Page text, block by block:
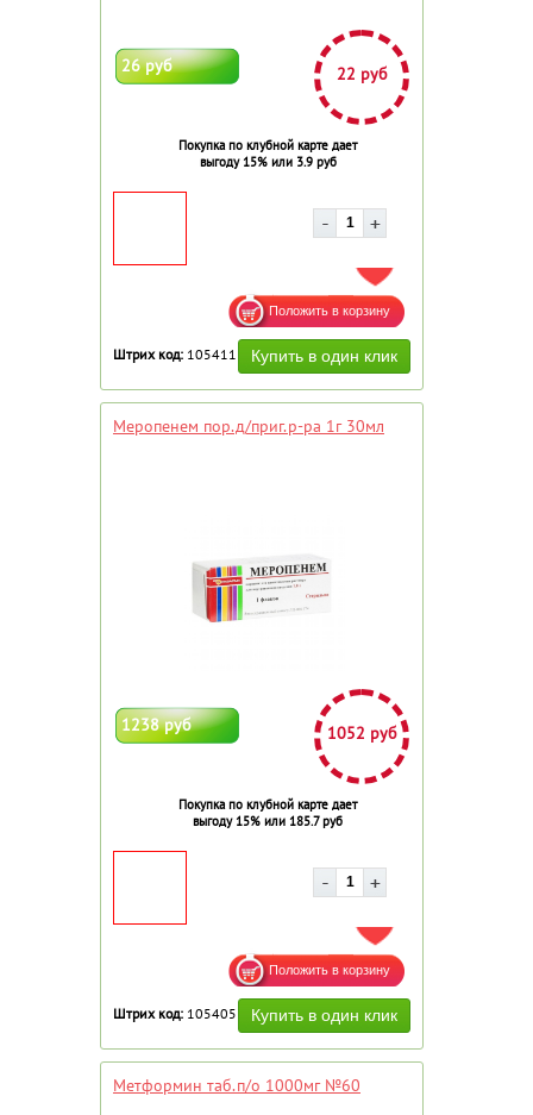
26 руб 22 руб
Покупка по клубной карте дает
выгоду 15% или 3.9 руб
ДОБАВИТЬ В ИЗБРАННОЕ
Штрих код: 105411
Меропенем пор.д/приг.р-ра 1г 30мл
1238 руб 1052 руб
Покупка по клубной карте дает
выгоду 15% или 185.7 руб
ДОБАВИТЬ В ИЗБРАННОЕ
Штрих код: 105405
Метформин таб.п/о 1000мг №60